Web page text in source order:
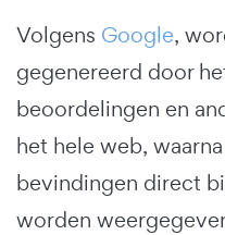
Volgens Google,
gegenereerd door
beoordelingen en
het hele web,
bevindingen direct
worden